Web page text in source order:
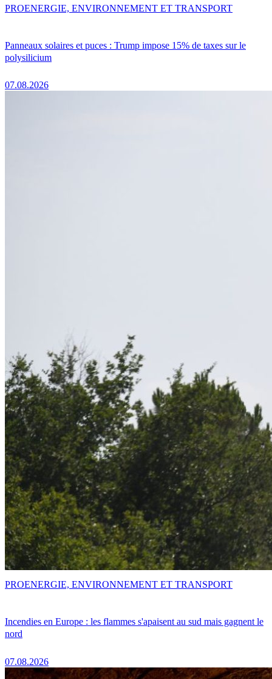
Panneaux solaires et puces : Trump impose 15% de taxes sur le
polysilicium
07.08.2026
PROENERGIE, ENVIRONNEMENT ET TRANSPORT
Incendies en Europe : les flammes s'apaisent au sud mais gagnent le
nord
07.08.2026
PROENERGIE, ENVIRONNEMENT ET TRANSPORT